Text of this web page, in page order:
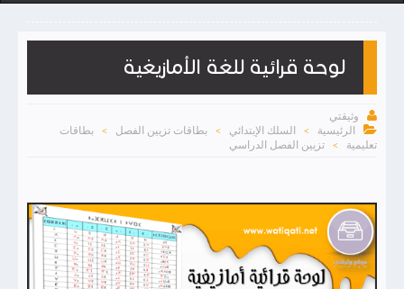
لوحة قرائية للغة الأمازيغية

وثيقتي

الرئيسية > السلك الإبتدائي > بطاقات تزيين الفصل >
بطاقات
تعليمية
> تزيين الفصل الدراسي